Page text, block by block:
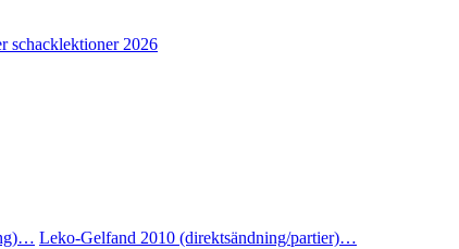
schacklektioner 2026
Leko-Gelfand 2010 (direktsändning/partier)…